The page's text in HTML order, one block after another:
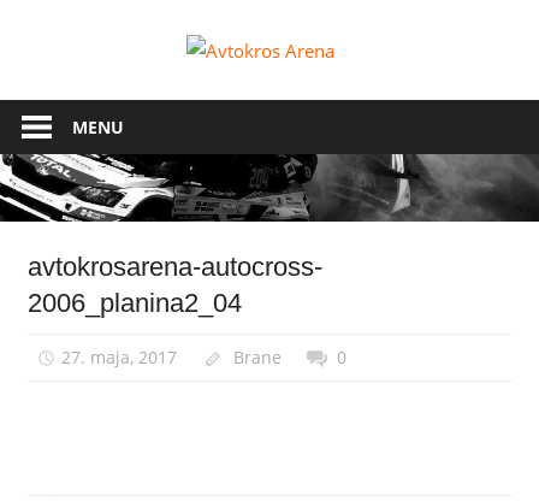
Arena
MENU
avtokrosarena-autocross-
2006_planina2_04
27. maja, 2017 Brane 0